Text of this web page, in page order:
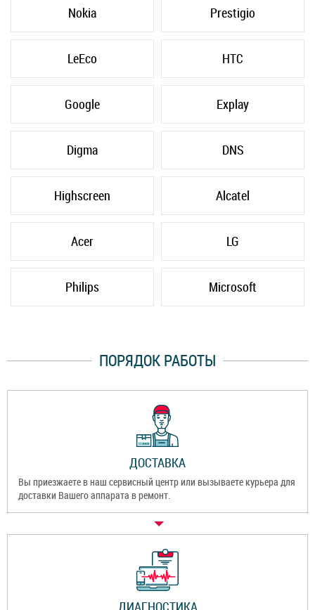
Nokia Prestigio
LeEco HTC
Google Explay
Digma DNS
Highscreen Alcatel
Acer LG
Philips Microsoft
ПОРЯДОК РАБОТЫ
ДОСТАВКА
Вы приезжаете в наш сервисный центр или вызываете курьера для
доставки Вашего аппарата в ремонт.
ДИАГНОСТИКА